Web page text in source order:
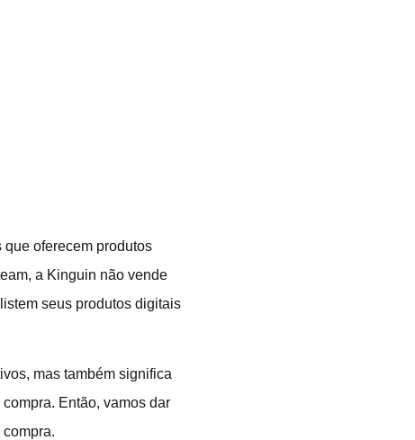
oferecem produtos
a Kinguin não vende
seus produtos digitais
mas também significa
Então, vamos dar